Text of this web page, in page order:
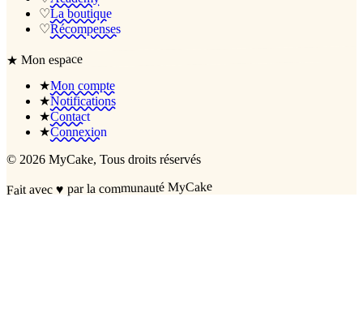
♡La boutique
♡Récompenses
★Mon espace
★Mon compte
★Notifications
★Contact
★Connexion
© 2026 MyCake, Tous droits réservés
Fait avec♥ par la communauté MyCake